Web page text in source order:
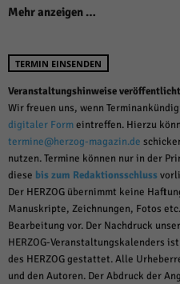
Mehr anzeigen …
TERMIN EINSENDEN
Veranstaltungshinweise
Wir freuen uns, wenn
digitaler Formeintreffen. Hierzu
termine@herzog-magazin.de
nutzen. Termine können nur in der
diese bis zum Redaktionsschluss
Der HERZOG übernimmt keine
Manuskripte, Zeichnungen, Fotos
Bearbeitung vor. Der Nachdruck
HERZOG-Veranstaltungskalenders
des HERZOG gestattet. Alle
und den Autoren. Der Abdruck der